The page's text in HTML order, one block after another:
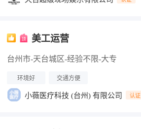
美工运营
台州市-天台城区-经验不限-大专
环境好 交通方便
小薇医疗科技 (台州) 有限公司 认证